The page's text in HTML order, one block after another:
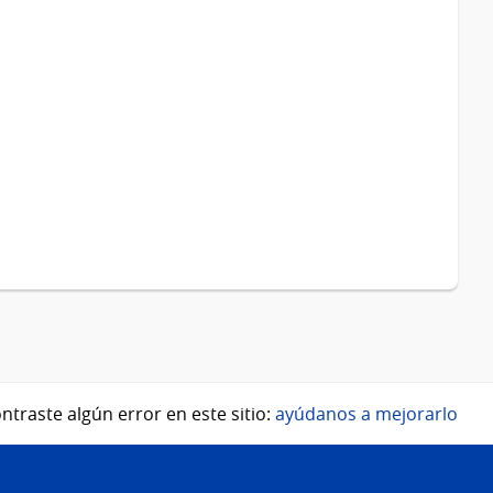
algún error en este sitio: ayúdanos a mejorarlo